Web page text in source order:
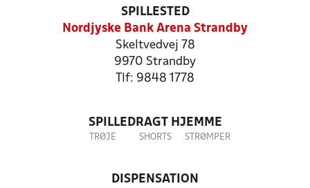
SPILLESTED
Nordjyske Bank Arena Strandby
Skeltvedvej 78
9970 Strandby
Tlf: 9848 1778
SPILLEDRAGT HJEMME
TRØJE SHORTS STRØMPER
DISPENSATION